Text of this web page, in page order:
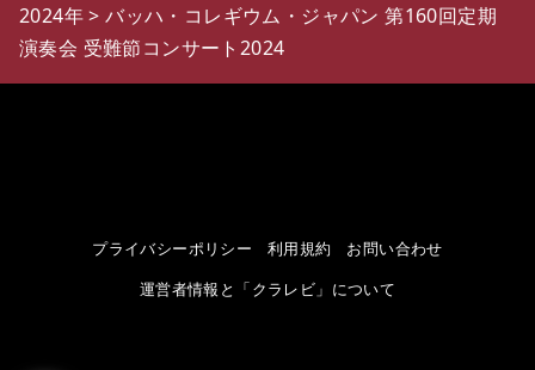
2024年>バッハ・コレギウム・ジャパン 第160回定期
演奏会 受難節コンサート2024
プライバシーポリシー 利用規約
お問い合わせ
運営者情報と「クラレビ」について